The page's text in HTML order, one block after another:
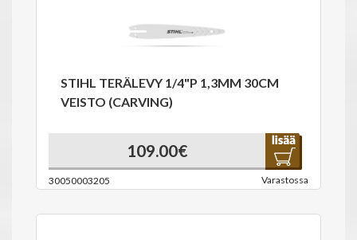
STIHL TERÄLEVY 1/4"P 1,3MM 30CM
VEISTO (CARVING)
109.00€
30050003205 Varastossa